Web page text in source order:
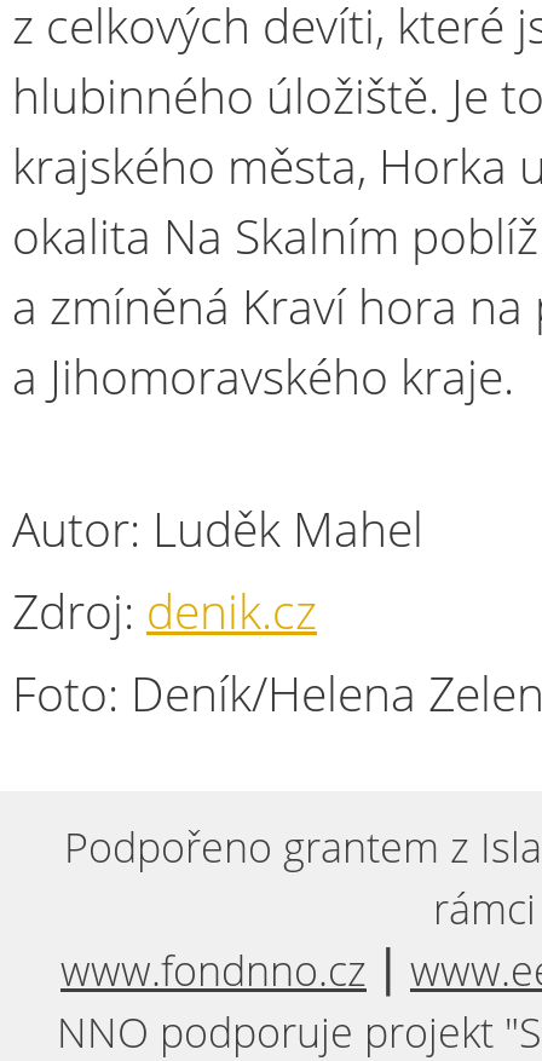
z celkových devíti, které
hlubinného úložiště. Je
krajského města, Horka
okalita Na Skalním
a zmíněná Kraví hora na
a Jihomoravského kraje.
Autor: Luděk Mahel
Zdroj: denik.cz
Foto: Deník/Helena
Podpořeno grantem z
www.fondnno.cz
NNO podporuje projekt